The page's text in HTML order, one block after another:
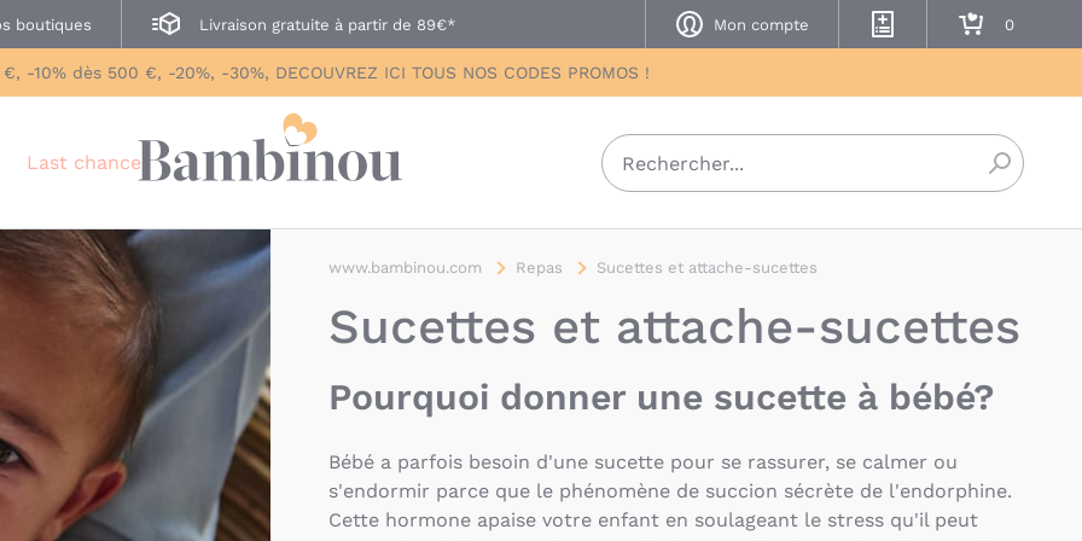
boutiques Livraison gratuite à partir de 89€* Mon compte
Mes listes de naissance
Mon panier
-10% dès 500 €, -20%, -30%, DECOUVREZ ICI TOUS NOS CODES PROMOS !
Last chance
www.bambinou.com Repas Sucettes et attache-sucettes
Sucettes et attache-sucettes
Pourquoi donner une sucette à bébé?
Bébé a parfois besoin d'une sucette pour se rassurer, se calmer ou
s'endormir parce que le phénomène de succion sécrète de l'endorphine.
Cette hormone apaise votre enfant en soulageant le stress qu'il peut